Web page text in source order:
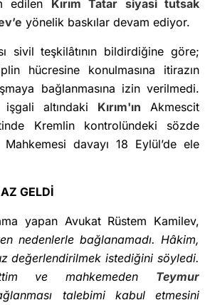
edilen Kırım Tatar siyasi tutsak
yönelik baskılar devam ediyor.
sivil teşkilâtının bildirdiğine göre;
hücresine konulmasına itirazın
bağlanmasına izin verilmedi.
altındaki Kırım'ın Akmescit
Kremlin kontrolündeki sözde
davayı 18 Eylül’de ele
GELDİ
yapan Avukat Rüstem Kamilev,
nedenlerle bağlanamadı. Hâkim,
değerlendirilmek istediğini söyledi.
ve mahkemeden Teymur
talebimi kabul etmesini